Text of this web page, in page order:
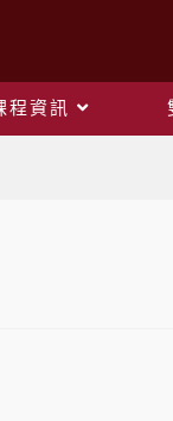
程資訊